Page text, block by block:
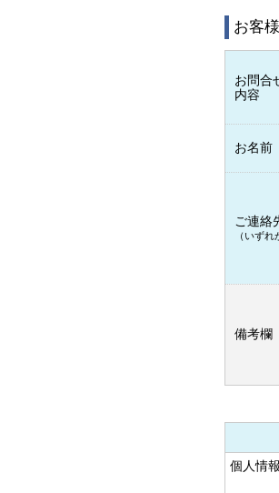
お客
お問合
内容
お名前
ご連絡
（いずれ
備考欄
個人情